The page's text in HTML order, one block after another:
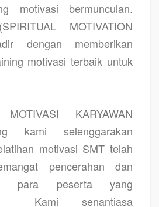
motivasi bermunculan.
MOTIVATION
dengan memberikan
motivasi terbaik untuk
KARYAWAN
kami selenggarakan
motivasi SMT telah
pencerahan dan
para peserta yang
Kami senantiasa